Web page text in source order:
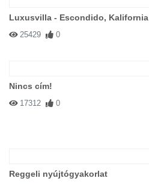
Luxusvilla - Escondido, Kalifornia
25429 0
Nincs cím!
17312 0
Reggeli nyújtógyakorlat